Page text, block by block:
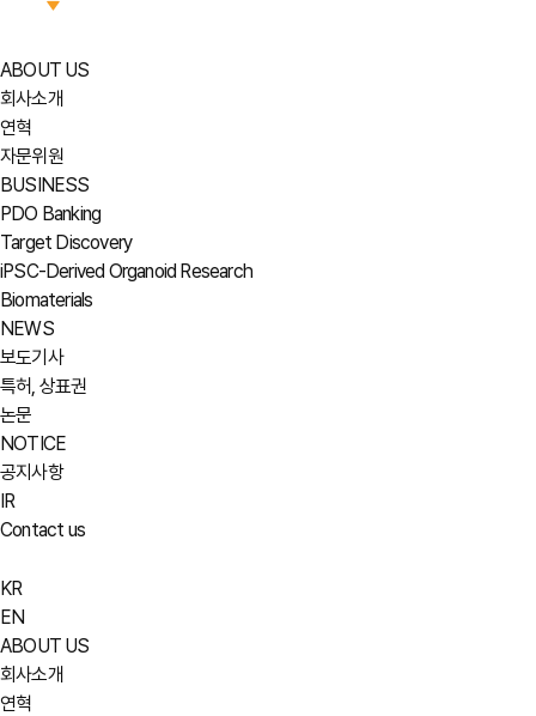
ABOUT US
회사소개
연혁
자문위원
BUSINESS
PDO Banking
Target Discovery
iPSC-Derived Organoid Research
Biomaterials
NEWS
보도기사
특허, 상표권
논문
NOTICE
공지사항
IR
Contact us
KR
EN
ABOUT US
회사소개
연혁